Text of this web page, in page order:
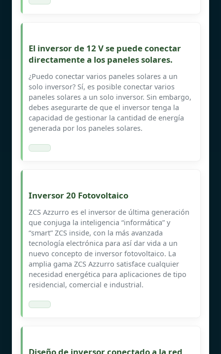
El inversor de 12 V se puede conectar
directamente a los paneles solares.
¿Puedo conectar varios paneles solares a un
solo inversor? Sí, es posible conectar varios
paneles solares a un solo inversor. Sin embargo,
debes asegurarte de que el inversor tenga la
capacidad de gestionar la cantidad de energía
generada por los paneles solares.
Inversor 20 Fotovoltaico
ZCS Azzurro es el inversor de última generación
que conjuga la inteligencia “informática” y
“smart” ZCS inside, con la más avanzada
tecnología electrónica para así dar vida a un
nuevo concepto de inversor fotovoltaico. La
amplia gama ZCS Azzurro satisface cualquier
necesidad energética para aplicaciones de tipo
residencial, comercial e industrial.